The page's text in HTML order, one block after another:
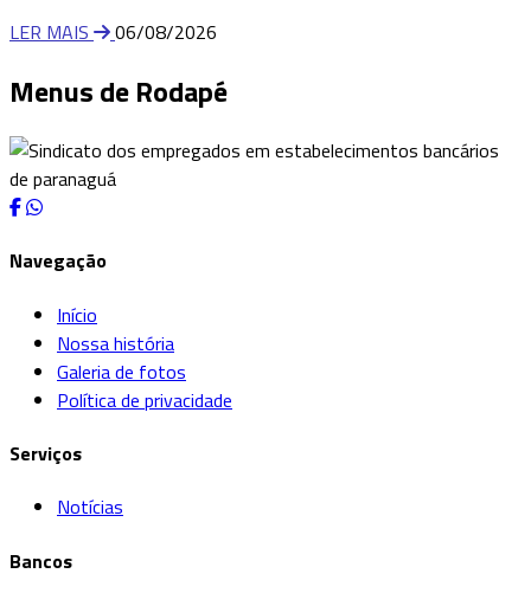
LER MAIS 06/08/2026
Menus de Rodapé
Navegação
Início
Nossa história
Galeria de fotos
Política de privacidade
Serviços
Notícias
Bancos